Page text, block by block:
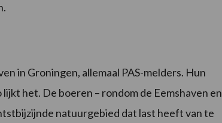
in Groningen, allemaal PAS-melders. Hun
het. De boeren – rondom de Eemshaven en
natuurgebied dat last heeft van te